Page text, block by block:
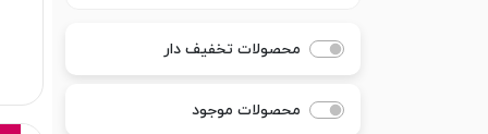
محصولات تخفیف دار
محصولات موجود